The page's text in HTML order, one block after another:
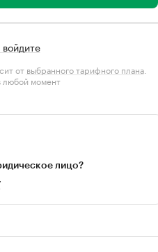
от выбранного тарифного плана.
любой момент
лицо?